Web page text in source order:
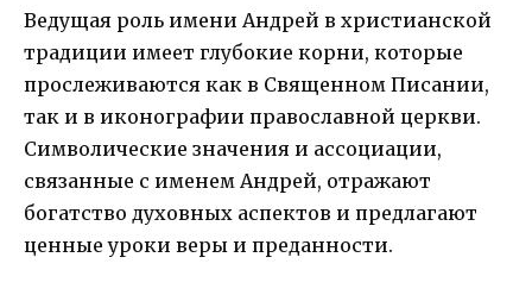
Ведущая роль имени Андрей в христианской
традиции имеет глубокие корни, которые
прослеживаются как в Священном Писании,
так и в иконографии православной церкви.
Символические значения и ассоциации,
связанные с именем Андрей, отражают
богатство духовных аспектов и предлагают
ценные уроки веры и преданности.